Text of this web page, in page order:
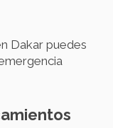
Dakar puedes